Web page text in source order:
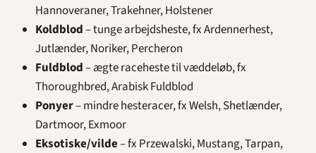
Hannoveraner, Trakehner, Holstener
Koldblod– tunge arbejdsheste, fx Ardennerhest,
Jutlænder, Noriker, Percheron
Fuldblod– ægte raceheste til væddeløb, fx
Thoroughbred, Arabisk Fuldblod
Ponyer– mindre hesteracer, fx Welsh, Shetlænder,
Dartmoor, Exmoor
Eksotiske/vilde– fx Przewalski, Mustang, Tarpan,